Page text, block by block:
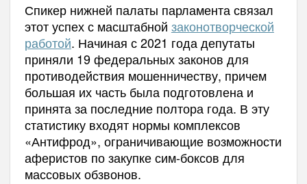
Спикер нижней палаты парламента связал
этот успех с масштабной законотворческой
работой. Начиная с 2021 года депутаты
приняли 19 федеральных законов для
противодействия мошенничеству, причем
большая их часть была подготовлена и
принята за последние полтора года. В эту
статистику входят нормы комплексов
«Антифрод», ограничивающие возможности
аферистов по закупке сим-боксов для
массовых обзвонов.